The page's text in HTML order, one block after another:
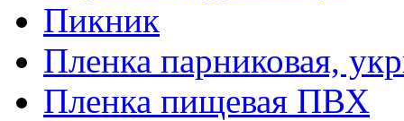
Пикник
Пленка парниковая,
Пленка пищевая ПВХ